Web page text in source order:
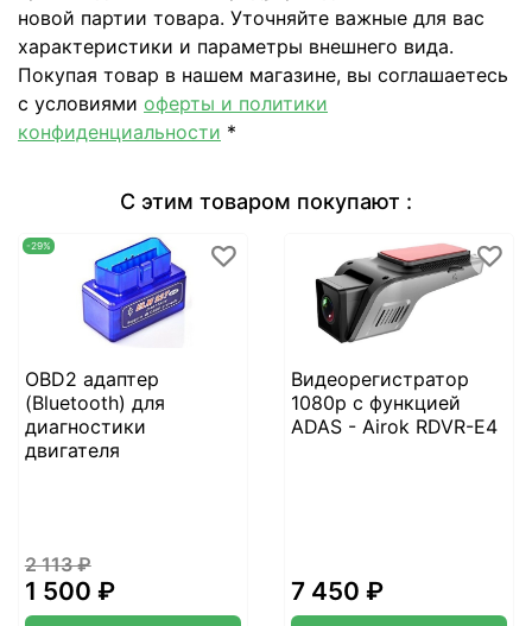
новой партии товара. Уточняйте важные для вас
характеристики и параметры внешнего вида.
Покупая товар в нашем магазине, вы соглашаетесь
с условиями оферты и политики
конфиденциальности *
С этим товаром покупают :
-29%
OBD2 адаптер
(Bluetooth) для
диагностики
двигателя
2 113 ₽
1 500 ₽
Видеорегистратор
1080р с функцией
ADAS - Airok RDVR-E4
7 450 ₽